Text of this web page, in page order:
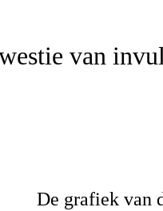
van
De grafiek van